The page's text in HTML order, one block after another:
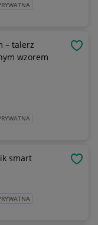
– talerz
wzorem
smart